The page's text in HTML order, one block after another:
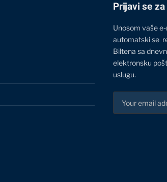
Prijavi se
Unosom vaše
automatski se
Biltena sa
elektronsku
uslugu.